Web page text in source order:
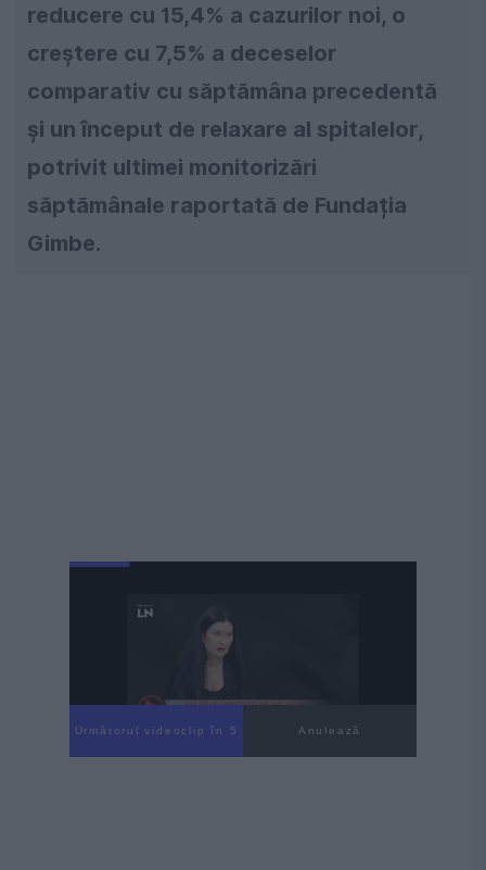
reducere cu 15,4% a cazurilor noi, o
creștere cu 7,5% a deceselor
comparativ cu săptămâna precedentă
și un început de relaxare al spitalelor,
potrivit ultimei monitorizări
săptămânale raportată de Fundația
Gimbe.
Următorul videoclip în 4 Anulează